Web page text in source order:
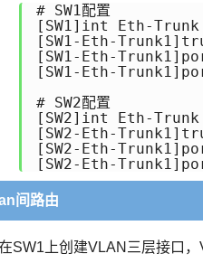
# SW1配置
[SW1]int Eth-
[SW1-Eth-
[SW1-Eth-
[SW1-Eth-
# SW2配置
[SW2]int Eth-
[SW2-Eth-
[SW2-Eth-
间路由
SW1上创建VLAN三层接口